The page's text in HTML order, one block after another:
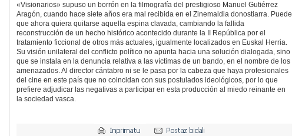
«Visionarios» supuso un borrón en la filmografía del prestigioso Manuel Gutiérrez
Aragón, cuando hace siete años era mal recibida en el Zinemaldia donostiarra. Puede
que ahora quiera quitarse aquella espina clavada, cambiando la fallida
reconstrucción de un hecho histórico acontecido durante la II República por el
tratamiento ficcional de otros más actuales, igualmente localizados en Euskal Herria.
Su visión unilateral del conflicto político no apunta hacia una solución dialogada, sino
que se instala en la denuncia relativa a las víctimas de un bando, en el nombre de los
amenazados. Al director cántabro ni se le pasa por la cabeza que haya profesionales
del cine en este país que no coincidan con sus postulados ideológicos, por lo que
prefiere adjudicar las negativas a participar en esta producción al miedo reinante en
la sociedad vasca.